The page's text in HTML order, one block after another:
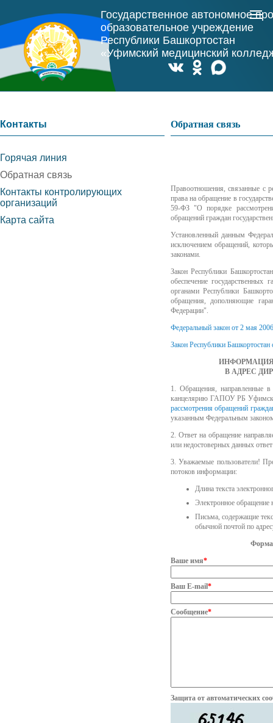
Государственное автономное
образовательное учреждение
Республики Башкортостан
«Уфимский медицинский
Обратная связь
Правоотношения, связанные с
права на обращение в
59-ФЗ "О порядке
обращений граждан
Установленный данным
исключением обращений,
законами.
Закон Республики
обеспечение
органами Республики
обращения, дополняющие
Федерации".
Федеральный закон от 2 мая
Закон Республики
ИНФОРМАЦИЯ
В АДРЕС
1. Обращения, направленные
канцелярию ГАПОУ РБ
рассмотрения обращений
указанным Федеральным
2. Ответ на обращение
или недостоверных данных
3. Уважаемые пользователи!
потоков информации:
Длина текста
Электронное
Письма, содержащие
обычной почтой по
Ваше имя*
Ваш E-mail*
Сообщение*
Защита от автоматических
Контакты
Горячая линия
Обратная связь
Контакты контролирующих
организаций
Карта сайта